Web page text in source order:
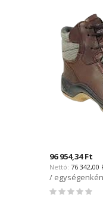
96 954,34 Ft
76 342,00
/
Rating: